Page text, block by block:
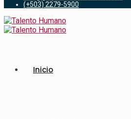
(+503) 2279-5900
Inicio